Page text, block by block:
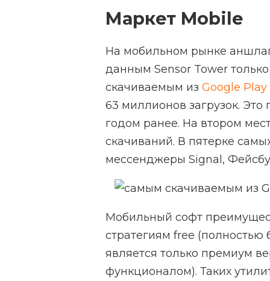
Маркет Mobile
На мобильном рынке
данным Sensor Tower
скачиваемым из Google Play
63 миллионов загрузок.
годом ранее. На втором
скачиваний. В пятерке
мессенджеры Signal,
Мобильный софт
стратегиям free
является только премиум
функционалом). Таких